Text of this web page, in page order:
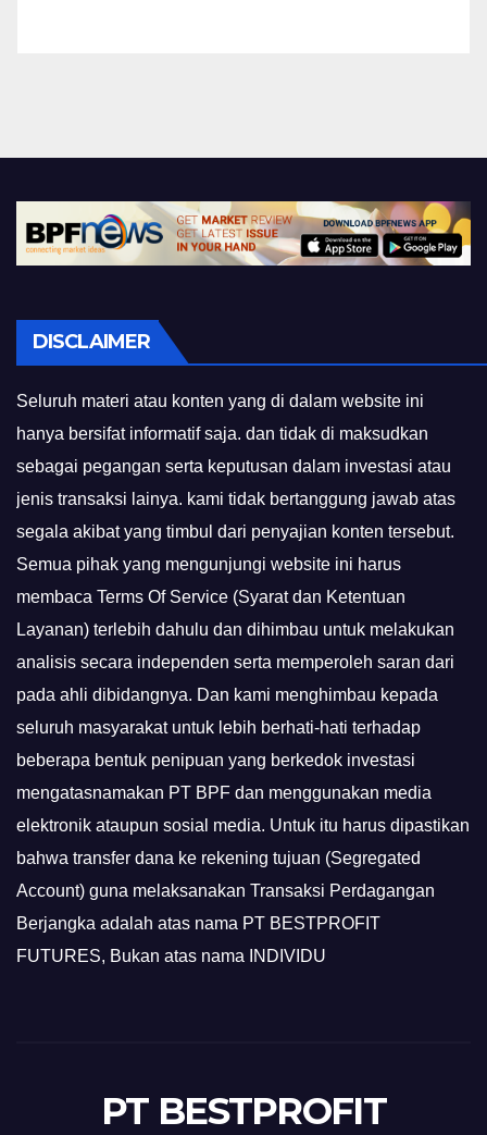
DISCLAIMER
Seluruh materi atau konten yang di dalam website ini
hanya bersifat informatif saja. dan tidak di maksudkan
sebagai pegangan serta keputusan dalam investasi atau
jenis transaksi lainya. kami tidak bertanggung jawab atas
segala akibat yang timbul dari penyajian konten tersebut.
Semua pihak yang mengunjungi website ini harus
membaca Terms Of Service (Syarat dan Ketentuan
Layanan) terlebih dahulu dan dihimbau untuk melakukan
analisis secara independen serta memperoleh saran dari
pada ahli dibidangnya. Dan kami menghimbau kepada
seluruh masyarakat untuk lebih berhati-hati terhadap
beberapa bentuk penipuan yang berkedok investasi
mengatasnamakan PT BPF dan menggunakan media
elektronik ataupun sosial media. Untuk itu harus dipastikan
bahwa transfer dana ke rekening tujuan (Segregated
Account) guna melaksanakan Transaksi Perdagangan
Berjangka adalah atas nama PT BESTPROFIT
FUTURES, Bukan atas nama INDIVIDU
PT BESTPROFIT